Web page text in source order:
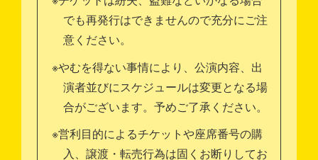
でも再発行はできませんので充分にご注
意ください。
※やむを得ない事情により、公演内容、出
演者並びにスケジュールは変更となる場
合がございます。予めご了承ください。
※営利目的によるチケットや座席番号の購
入、譲渡・転売行為は固くお断りしてお